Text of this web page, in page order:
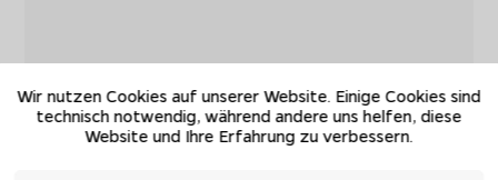
Wir nutzen Cookies auf unserer Website. Einige Cookies sind
technisch notwendig, während andere uns helfen, diese
Website und Ihre Erfahrung zu verbessern.